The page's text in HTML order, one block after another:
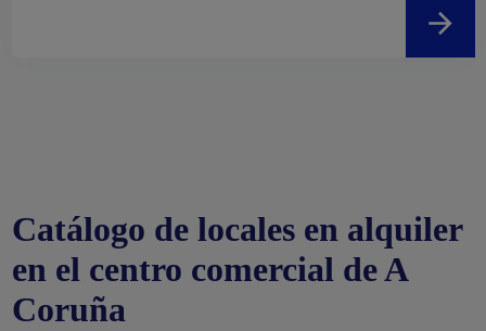
Catálogo de locales en alquiler
en el centro comercial de A
Coruña